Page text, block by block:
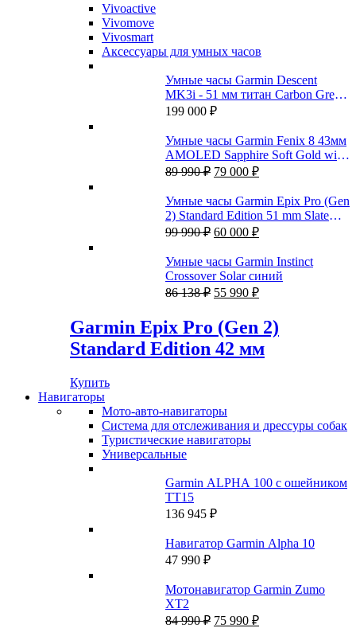
Vivoactive
Vivomove
Vivosmart
Аксессуары для умных часов
Умные часы Garmin Descent
MK3i - 51 мм титан Carbon Grey
DLC с черным силиконовым
Descent T2
199 000 ₽
Умные часы Garmin Fenix 8 43мм
AMOLED Sapphire Soft Gold with
fog Gray/Dark sandstone silicone
89 990₽ Первоначальная
составляла
89
990 ₽.
79 000 ₽Текущая
79
000 ₽.
Умные часы Garmin Epix Pro (Gen
2) Standard Edition 51 mm Slate
Grey
99 990₽ Первоначальная
составляла
99
990 ₽.
60 000 ₽Текущая
60
000 ₽.
Умные часы Garmin Instinct
Crossover Solar синий
86 138₽ Первоначальная
составляла
86
138 ₽.
55 990 ₽Текущая
55
990 ₽.
Garmin Epix Pro (Gen 2)
Standard Edition 42 мм
Купить
Навигаторы
Мото-авто-навигаторы
Система для отслеживания и дрессуры собак
Туристические навигаторы
Универсальные
Garmin ALPHA 100 с ошейником
ТT15
136 945 ₽
Навигатор Garmin Alpha 10
47 990 ₽
Мотонавигатор Garmin Zumo
XT2
84 990₽ Первоначальная
75 990 ₽Текущая